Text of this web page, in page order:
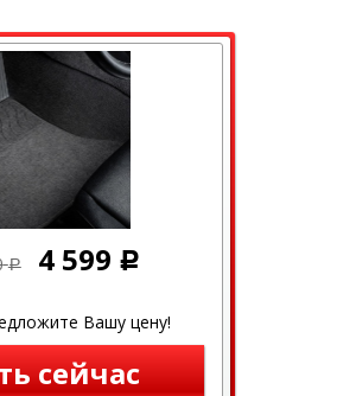
Р 4 599 Р
Вашу цену!
сейчас